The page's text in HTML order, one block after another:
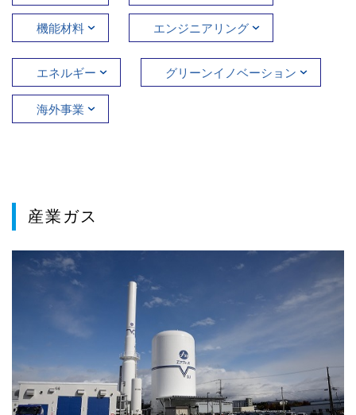
機能材料 エンジニアリング
エネルギー グリーンイノベーション
海外事業
産業ガス